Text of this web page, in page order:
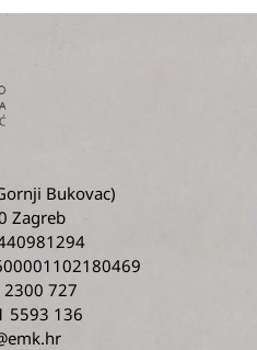
Bukovac)
Zagreb
727
5593 136